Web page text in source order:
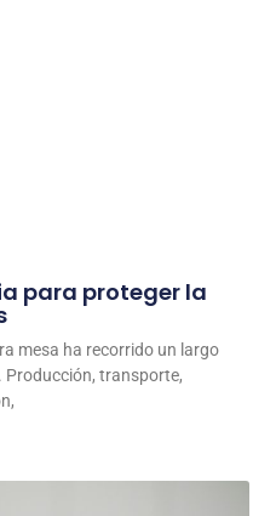
para proteger la
mesa ha recorrido un largo
Producción, transporte,